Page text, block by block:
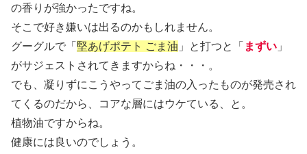
の香りが強かったですね。
そこで好き嫌いは出るのかもしれません。
グーグルで「 堅あげポテト ごま油 」と打つと「 まずい 」
がサジェストされてきますからね・・・。
でも、凝りずにこうやってごま油の入ったものが発売され
てくるのだから、コアな層にはウケている、と。
植物油ですからね。
健康には良いのでしょう。